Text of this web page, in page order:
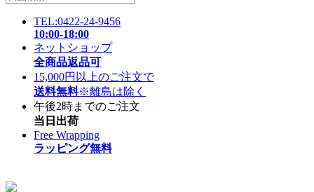
TEL:0422-24-9456
10:00-18:00
ネットショップ
全商品返品可
15,000円以上のご注文で
送料無料※離島は除く
午後2時までのご注文
当日出荷
Free Wrapping
ラッピング無料